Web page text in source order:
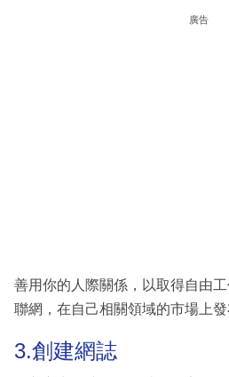
廣告
善用你的人際關係，以取得自由
聯網，在自己相關領域的市場上發
3.創建網誌